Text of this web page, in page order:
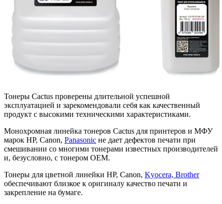
Тонеры Cactus проверены длительной успешной
эксплуатацией и зарекомендовали себя как качественный
продукт с высокими техническими характеристиками.
Монохромная линейка тонеров Cactus для принтеров и МФУ
марок HP, Canon, Panasonic не дает дефектов печати при
смешивании со многими тонерами известных производителей
и, безусловно, с тонером OEM.
Тонеры для цветной линейки HP, Canon, Kyocera, Brother
обеспечивают близкое к оригиналу качество печати и
закрепление на бумаге.